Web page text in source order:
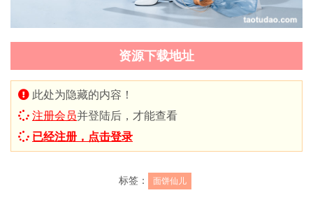
资源下载地址
此处为隐藏的内容！
注册会员并登陆后，才能查看
已经注册，点击登录
标签： 面饼仙儿